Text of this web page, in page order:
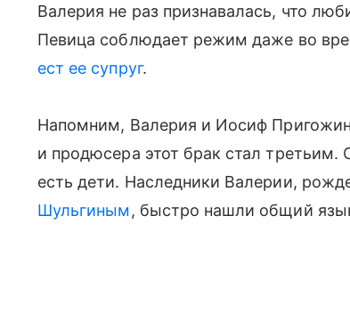
Валерия не раз признавалась, что
Певица соблюдает режим даже во
ест ее супруг.
Напомним, Валерия и Иосиф
и продюсера этот брак стал
есть дети. Наследники Валерии,
Шульгиным, быстро нашли общий